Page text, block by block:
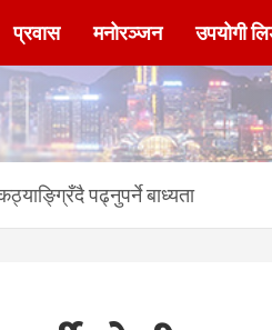
पहिलो
com
प्रवास मनोरञ्जन उपयोगी
कठ्याङ्ग्रिँदै पढ्नुपर्ने बाध्यता